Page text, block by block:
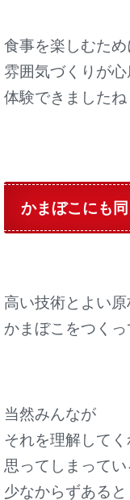
食事を楽しむため
雰囲気づくりが
体験できましたね
かまぼこにも
高い技術とよい
かまぼこをつく
当然みんなが
それを理解してく
思ってしまって
少なからずあると